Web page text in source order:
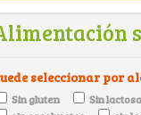
seleccionar por
Sin gluten
Sin lactosa